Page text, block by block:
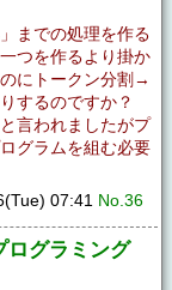
までの処理を作る
つを作るより掛か
にトークン分割→
するのですか？
言われましたがプ
グラムを組む必要
07:41 No.36
ログラミング